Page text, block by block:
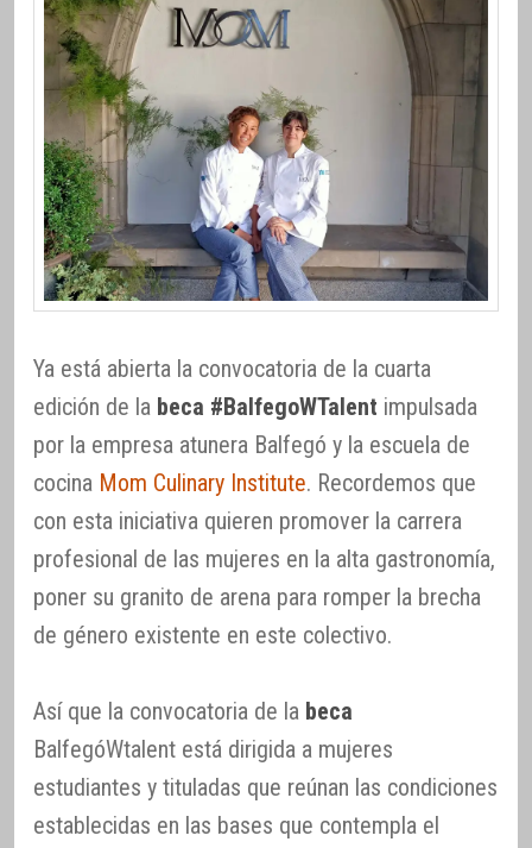
Ya está abierta la convocatoria de la cuarta
edición de la beca #BalfegoWTalent impulsada
por la empresa atunera Balfegó y la escuela de
cocina Mom Culinary Institute. Recordemos que
con esta iniciativa quieren promover la carrera
profesional de las mujeres en la alta gastronomía,
poner su granito de arena para romper la brecha
de género existente en este colectivo.
Así que la convocatoria de la beca
BalfegóWtalent está dirigida a mujeres
estudiantes y tituladas que reúnan las condiciones
establecidas en las bases que contempla el